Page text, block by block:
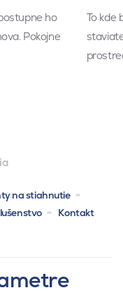
ho
Pokojne
To kde
na stiahnutie
Kontakt